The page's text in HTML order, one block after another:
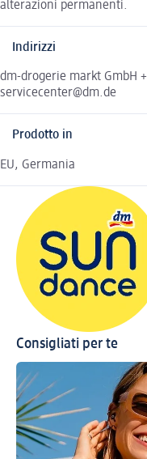
alterazioni permanenti.
Indirizzi
dm-drogerie markt GmbH
servicecenter@dm.de
Prodotto in
EU, Germania
Consigliati per te